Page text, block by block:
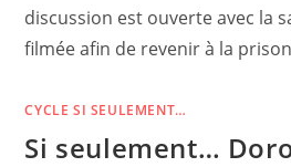
discussion est ouverte avec la
filmée afin de revenir à la
CYCLE SI SEULEMENT…
Si seulement…